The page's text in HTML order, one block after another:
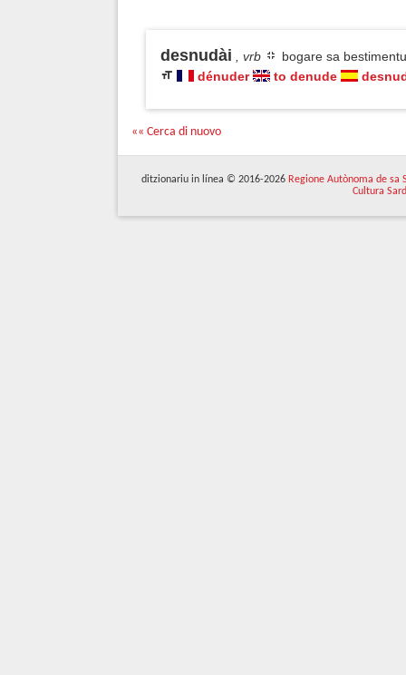
desnudài , vrb
bogare sa
dénuder
to denude
«« Cerca di nuovo
ditzionariu in línea © 2016-2026 Regione Autònoma de sa
Cultura